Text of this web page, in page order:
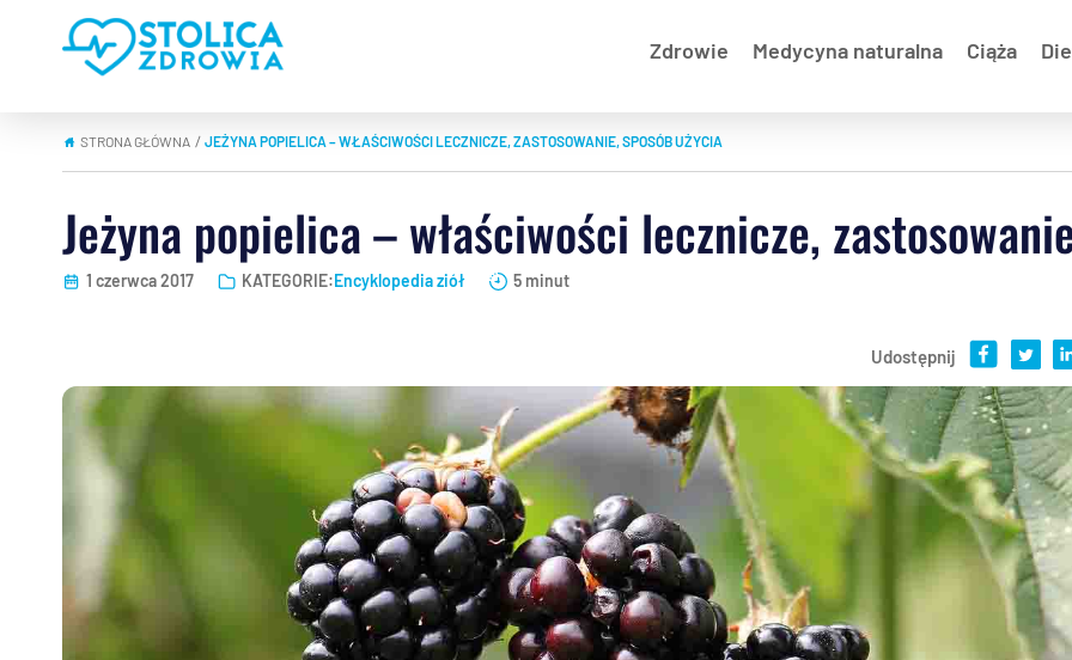
Zdrowie Medycyna naturalna Ciąża
STRONA GŁÓWNA | JEŻYNA POPIELICA – WŁAŚCIWOŚCI LECZNICZE, ZASTOSOWANIE, SPOSÓB UŻYCIA
Jeżyna popielica – właściwości lecznicze,
1 czerwca 2017 KATEGORIE:Encyklopedia ziół 5 minut
Udostępnij